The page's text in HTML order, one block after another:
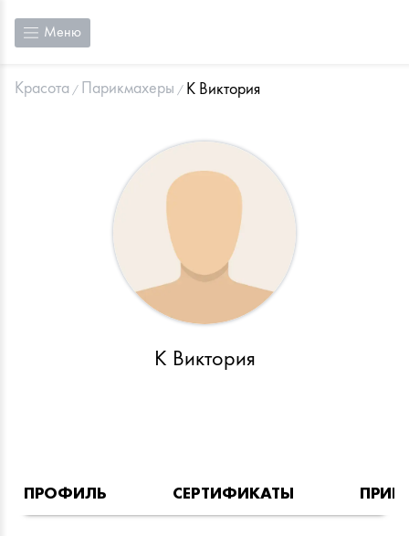
Меню
Красота Парикмахеры К Виктория
К Виктория
ПРОФИЛЬ СЕРТИФИКАТЫ